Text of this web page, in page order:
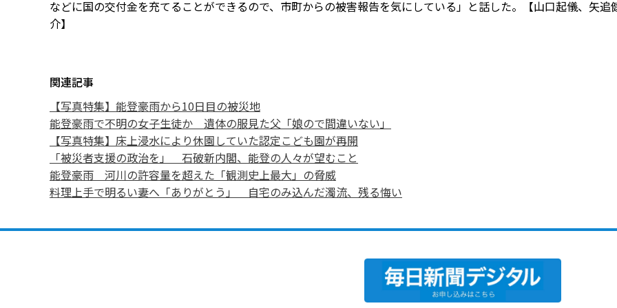
などに国の交付金を充てることができるので、市町からの被害報告を気にしている」と話した。【山口起儀、矢追
介】
関連記事
【写真特集】能登豪雨から10日目の被災地
能登豪雨で不明の女子生徒か 遺体の服見た父「娘ので間違いない」
【写真特集】床上浸水により休園していた認定こども園が再開
「被災者支援の政治を」 石破新内閣、能登の人々が望むこと
能登豪雨 河川の許容量を超えた「観測史上最大」の脅威
料理上手で明るい妻へ「ありがとう」 自宅のみ込んだ濁流、残る悔い